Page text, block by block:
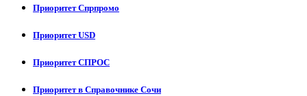
Приоритет Спрпромо
Приоритет USD
Приоритет СПРОС
Приоритет в Справочнике Сочи